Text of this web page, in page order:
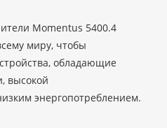
Momentus 5400.4
миру, чтобы
обладающие
высокой
энергопотреблением.